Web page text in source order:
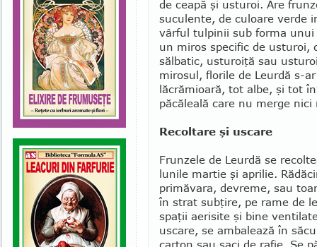
de ceapă şi usturoi. Are
suculente, de culoare verde
vârful tul­pinii sub forma unui
un miros specific de usturoi,
sălbatic, ustu­roiţă sau
mirosul, florile de Leur­dă s-
lăcrămioară, tot albe, şi tot
păcăleală care nu merge
Recoltare şi uscare
Frunzele de Leurdă se
lunile martie şi aprilie.
primăvara, devreme, sau
în strat sub­ţire, pe rame de
spaţii aerisite şi bine
uscare, se ambalează în
carton sau saci de rafie. Se